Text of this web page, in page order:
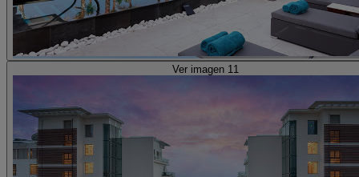
Ver imagen 11